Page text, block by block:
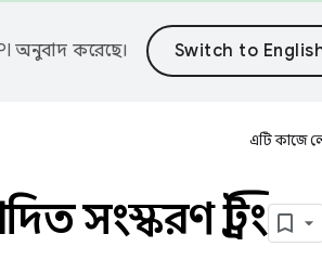
অনুবাদ করেছে।
এটি কাজে
স্ট্রিং